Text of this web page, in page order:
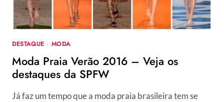
BEACHWEAR
DESTAQUE · MODA
Moda Praia Verão 2016 – Veja os
destaques da SPFW
Já faz um tempo que a moda praia brasileira tem se